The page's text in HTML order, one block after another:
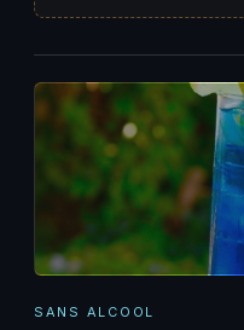
SANS ALCOOL